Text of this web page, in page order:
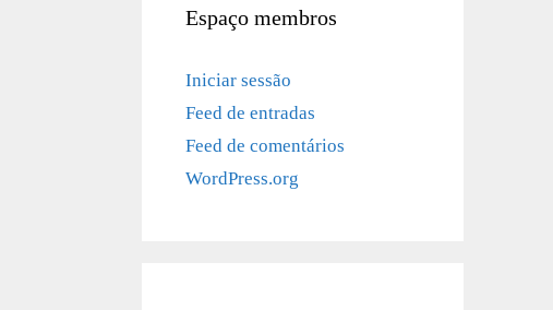
Espaço membros
Iniciar sessão
Feed de entradas
Feed de comentários
WordPress.org